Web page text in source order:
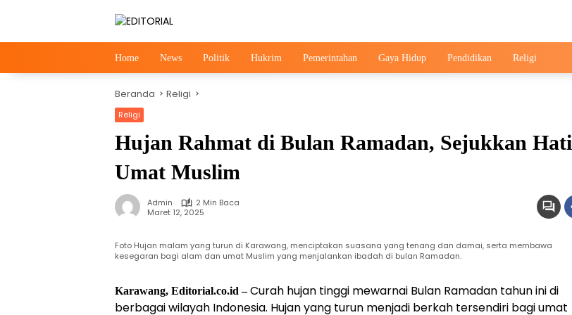
Home News Politik Hukrim Pemerintahan Gaya Hidup Pendidikan Religi
Beranda Religi
Religi
Hujan Rahmat di Bulan Ramadan, Sejukkan Hati
Umat Muslim
Admin
2 Min Baca
Maret 12, 2025
Foto Hujan malam yang turun di Karawang, menciptakan suasana yang tenang dan damai, serta membawa
kesegaran bagi alam dan umat Muslim yang menjalankan ibadah di bulan Ramadan.
Karawang, Editorial.co.id –Curah hujan tinggi mewarnai Bulan Ramadan tahun ini di
berbagai wilayah Indonesia. Hujan yang turun menjadi berkah tersendiri bagi umat